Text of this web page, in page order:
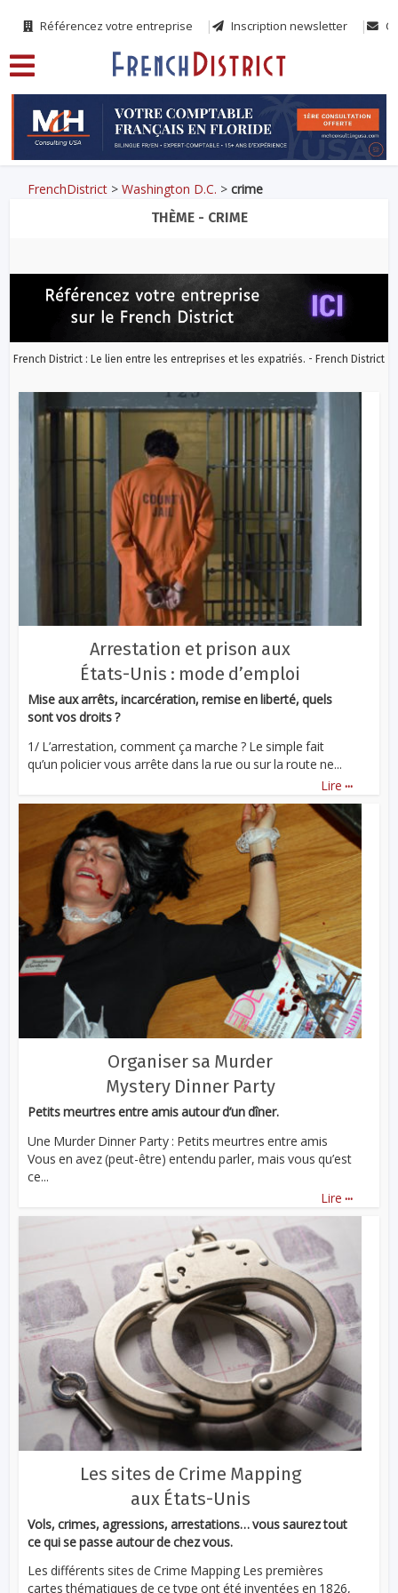
Référencez votre entreprise Inscription newsletter
FrenchDistrict >Washington D.C. >crime
THÈME - CRIME
French District : Le lien entre les entreprises et les expatriés. - French District
Arrestation et prison aux
États-Unis : mode d’emploi
Mise aux arrêts, incarcération, remise en liberté, quels
sont vos droits ?
1/ L’arrestation, comment ça marche ? Le simple fait
qu’un policier vous arrête dans la rue ou sur la route ne...
Lire ...
Organiser sa Murder
Mystery Dinner Party
Petits meurtres entre amis autour d’un dîner.
Une Murder Dinner Party : Petits meurtres entre amis
Vous en avez (peut-être) entendu parler, mais vous qu’est
ce...
Lire ...
Les sites de Crime Mapping
aux États-Unis
Vols, crimes, agressions, arrestations… vous saurez tout
ce qui se passe autour de chez vous.
Les différents sites de Crime Mapping Les premières
cartes thématiques de ce type ont été inventées en 1826,